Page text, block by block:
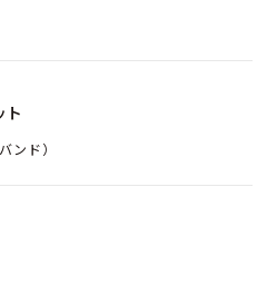
ト
ンド）